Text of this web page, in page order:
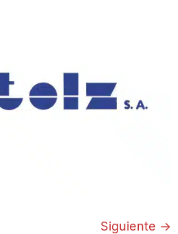
Siguiente →